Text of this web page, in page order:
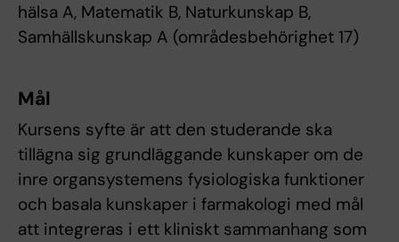
hälsa A, Matematik B, Naturkunskap B,
Samhällskunskap A (områdesbehörighet 17)
Mål
Kursens syfte är att den studerande ska
tillägna sig grundläggande kunskaper om de
inre organsystemens fysiologiska funktioner
och basala kunskaper i farmakologi med mål
att integreras i ett kliniskt sammanhang som